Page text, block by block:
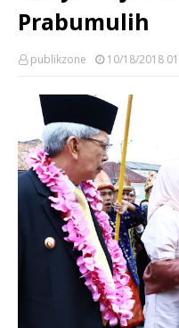
Prabumulih
publikzone 10/18/2018